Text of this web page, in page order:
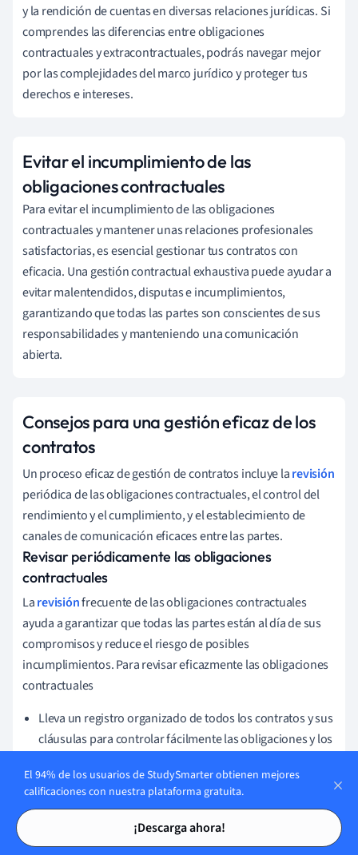
Tarjetas de estudio
Tarjetas de estudio
y la rendición de cuentas en diversas relaciones jurídicas. Si
comprendes las diferencias entre obligaciones
contractuales y extracontractuales, podrás navegar mejor
por las complejidades del marco jurídico y proteger tus
derechos e intereses.
Evitar el incumplimiento de las
obligaciones contractuales
Para evitar el incumplimiento de las obligaciones
contractuales y mantener unas relaciones profesionales
satisfactorias, es esencial gestionar tus contratos con
eficacia. Una gestión contractual exhaustiva puede ayudar a
evitar malentendidos, disputas e incumplimientos,
garantizando que todas las partes son conscientes de sus
responsabilidades y manteniendo una comunicación
abierta.
Consejos para una gestión eficaz de los
contratos
Un proceso eficaz de gestión de contratos incluye larevisión
periódica de las obligaciones contractuales, el control del
rendimiento y el cumplimiento, y el establecimiento de
canales de comunicación eficaces entre las partes.
Revisar periódicamente las obligaciones
contractuales
Larevisiónfrecuente de las obligaciones contractuales
ayuda a garantizar que todas las partes están al día de sus
compromisos y reduce el riesgo de posibles
incumplimientos. Para revisar eficazmente las obligaciones
contractuales
Lleva un registro organizado de todos los contratos y sus
cláusulas para controlar fácilmente las obligaciones y los
Evalúa lo que se ha cumplido y lo que queda pendiente
para mantener la responsabilidad.
Evalúa periódicamente la eficacia del contrato,
El 94% de los usuarios de StudySmarter obtienen mejores
calificaciones con nuestra plataforma gratuita.
¡Descarga ahora!